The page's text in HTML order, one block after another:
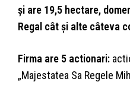
şi are 19,5 hectare,
Regal cât și alte câteva
Firma are 5 actionari:
„Majestatea Sa Regele